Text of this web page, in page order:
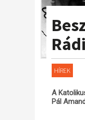
HÍREK
A
Pál